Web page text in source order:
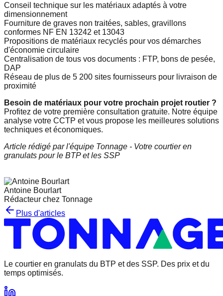
Conseil technique sur les matériaux adaptés à votre
dimensionnement
Fourniture de graves non traitées, sables, gravillons
conformes NF EN 13242 et 13043
Propositions de matériaux recyclés pour vos démarches
d'économie circulaire
Centralisation de tous vos documents : FTP, bons de pesée,
DAP
Réseau de plus de 5 200 sites fournisseurs pour livraison de
proximité
Besoin de matériaux pour votre prochain projet routier ?
Profitez de votre première consultation gratuite. Notre équipe
analyse votre CCTP et vous propose les meilleures solutions
techniques et économiques.
Article rédigé par l'équipe Tonnage - Votre courtier en
granulats pour le BTP et les SSP
Antoine Bourlart
Rédacteur chez Tonnage
Plus d'articles
Le courtier en granulats du BTP et des SSP. Des prix et du
temps optimisés.